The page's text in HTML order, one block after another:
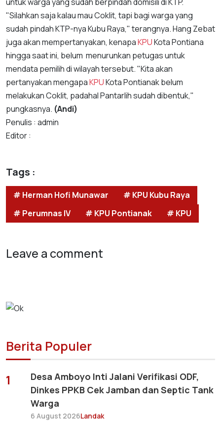
"Silahkan saja kalau mau Coklit, tapi bagi warga yang
sudah pindah KTP-nya Kubu Raya," terangnya. Hang Zebat
juga akan mempertanyakan, kenapaKPUKota Pontiana
hingga saat ini, belum menurunkan petugas untuk
mendata pemilih di wilayah tersebut. "Kita akan
pertanyakan mengapaKPUKota Pontianak belum
melakukan Coklit, padahal Pantarlih sudah dibentuk,"
pungkasnya. (Andi)
Penulis : admin
Editor :
Tags :
# Herman Hofi Munawar
# KPU Kubu Raya
# Perumnas IV
# KPU Pontianak # KPU
Leave a comment
Berita Populer
1
Desa Amboyo Inti Jalani Verifikasi ODF,
Dinkes PPKB Cek Jamban dan Septic Tank
Warga
6 August 2026Landak